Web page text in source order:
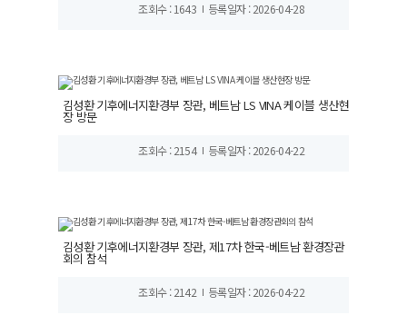
조회수 : 1643 등록일자 : 2026-04-28
김성환 기후에너지환경부 장관, 베트남 LS VINA 케이블 생산현
장 방문
조회수 : 2154 등록일자 : 2026-04-22
김성환 기후에너지환경부 장관, 제17차 한국-베트남 환경장관
회의 참석
조회수 : 2142 등록일자 : 2026-04-22